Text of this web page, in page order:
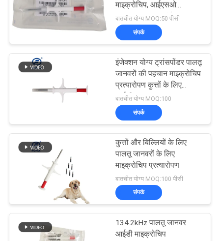
माइक्रोचिप, आईएसओ
11784/5 मानक इंजेक्शन
योग्य ट्रांसपोंडर
बातचीत योग्य MOQ:50 पीसी
संपर्क
इंजेक्शन योग्य ट्रांसपोंडर पालतू
जानवरों की पहचान माइक्रोचिप
प्रत्यारोपण कुत्तों के लिए
आईसीएआर प्रमाण पत्र
माइक्रोचिप के साथ कुत्तों के
लिए
बातचीत योग्य MOQ:100
संपर्क
कुत्तों और बिल्लियों के लिए
पालतू जानवरों के लिए
माइक्रोचिप प्रत्यारोपण
बातचीत योग्य MOQ:100 पीसी
संपर्क
134.2kHz पालतू जानवर
आईडी माइक्रोचिप